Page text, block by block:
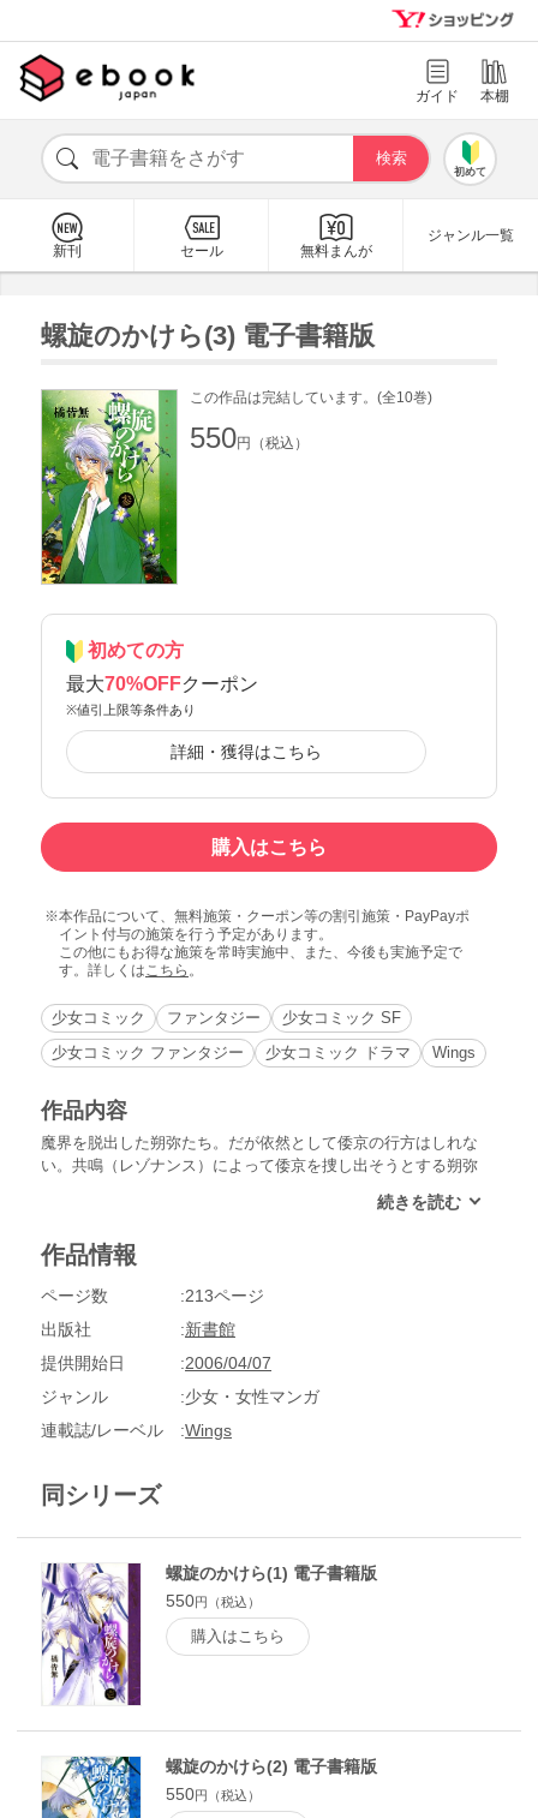
ガイド 本棚
初めて
新刊 セール 無料まんが
ジャンル一覧
螺旋のかけら(3) 電子書籍版
この作品は完結しています。(全10巻)
550円（税込）
初めての方
最大70%OFFクーポン
※値引上限等条件あり
詳細・獲得はこちら
購入はこちら
本作品について、無料施策・クーポン等の割引施策・PayPayポ
イント付与の施策を行う予定があります。
この他にもお得な施策を常時実施中、また、今後も実施予定で
す。詳しくはこちら 。
少女コミック ファンタジー
少女コミック SF
少女コミック ファンタジー
少女コミック ドラマ Wings
作品内容
魔界を脱出した朔弥たち。だが依然として倭京の行方はしれな
い。共鳴（レゾナンス）によって倭京を捜し出そうとする朔弥
ことができるのか――!?貴子と牙（が）らい、そして毘周の過
作品情報
ページ数
213ページ
出版社
新書館
提供開始日
2006/04/07
ジャンル
少女・女性マンガ
連載誌/レーベル
Wings
同シリーズ
螺旋のかけら(1) 電子書籍版
550円（税込）
購入はこちら
螺旋のかけら(2) 電子書籍版
550円（税込）